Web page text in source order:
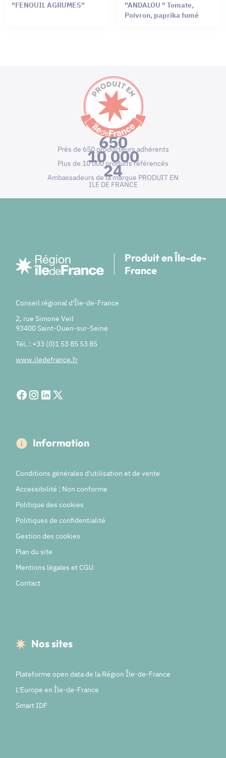
"FENOUIL AGRUMES"
"ANDALOU " Tomate,
Poivron, paprika fumé
650
Près de 650 producteurs adhérents
10 000
Plus de 10 000 produits référencés
24
Ambassadeurs de la marque PRODUIT EN
ILE DE FRANCE
Produit en Île-de-
France
Conseil régional d'Île-de-France
2, rue Simone Veil
93400 Saint-Ouen-sur-Seine
Tél. : +33 (0)1 53 85 53 85
www.iledefrance.fr
Information
Conditions générales d'utilisation et de vente
Accessibilité : Non conforme
Politique des cookies
Politiques de confidentialité
Gestion des cookies
Plan du site
Mentions légales et CGU
Contact
Nos sites
Plateforme open data de la Région Île-de-France
L'Europe en Île-de-France
Smart IDF